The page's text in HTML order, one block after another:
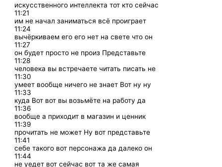
искусственного интеллекта тот кто сейчас
11:21
им не начал заниматься всё проиграет
11:24
вычёркиваем его его нет на свете что он
11:27
он будет просто не произ Представьте
11:28
человека вы встречаете читать писать не
11:30
умеет вообще ничего не знает Вот ну ну
11:33
куда Вот вот вы возьмёте на работу да
11:36
вообще а приходит в магазин и ценник
11:39
прочитать не может Ну вот представьте
11:41
себе такого вот персонажа да далеко он
11:44
не уедет вот сейчас вот та же самая